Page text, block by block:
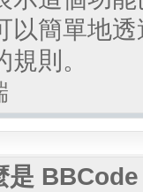
以簡單地
則。
是 BBCode